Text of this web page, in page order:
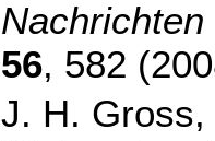
56, 582
J. H. Gross,